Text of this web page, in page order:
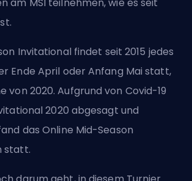
am MSI teilnehmen, wie es seit
Invitational findet seit 2015 jedes
Ende April oder Anfang Mai statt,
von 2020. Aufgrund von Covid-19
2020 abgesagt und
das Online Mid-Season
statt.